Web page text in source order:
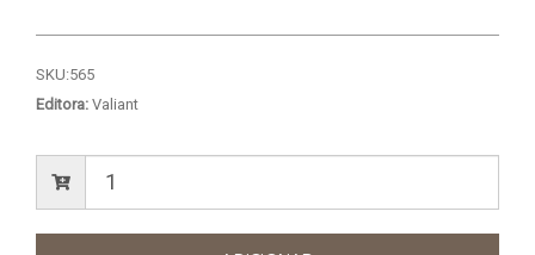
SKU:565
Editora: Valiant